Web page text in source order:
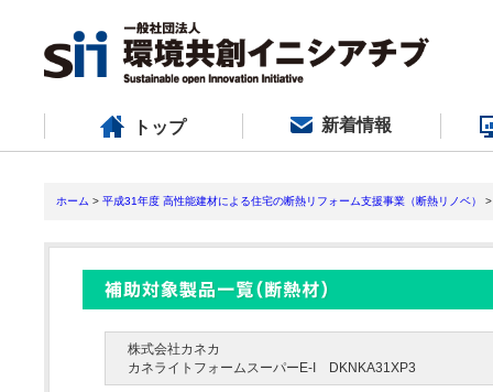
トップ 新着情報
ホーム > 平成31年度 高性能建材による住宅の断熱リフォーム支援事業（断熱リノベ）
株式会社カネカ
カネライトフォームスーパーE-I DKNKA31XP3